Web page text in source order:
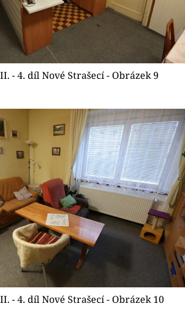
- 4. díl Nové Strašecí - Obrázek 9
- 4. díl Nové Strašecí - Obrázek 10